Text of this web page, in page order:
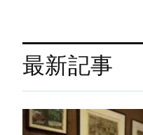
最新記事